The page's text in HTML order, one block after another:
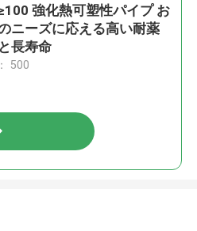
強化熱可塑性パイプ お
ニーズに応える高い耐薬
長寿命
500